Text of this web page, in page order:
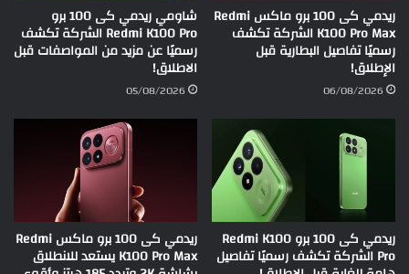
ريدمي كى 100 برو ماكس Redmi
K100 Pro Max الشركة تكشف
رسميًا تفاصيل البطارية قبل
الإطلاق!
06/08/2026
شاومي ريدمي كى 100 برو
Redmi K100 Pro الشركة تكشف
رسميًا عن مزيد من المواصفات قبل
الاطلاق!
05/08/2026
ريدمي كى 100 برو Redmi K100
Pro الشركة تكشف رسميًا تفاصيل
ريدمي كى 100 برو ماكس Redmi
K100 Pro Max يستعد للانطلاق